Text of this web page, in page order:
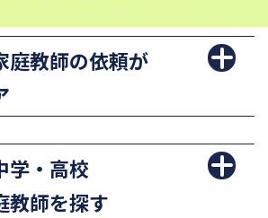
庭教師の依頼が
学・高校
教師を探す